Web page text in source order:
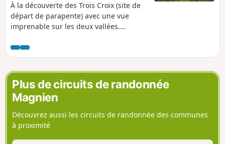
À la découverte des Trois Croix (site de
départ de parapente) avec une vue
imprenable sur les deux vallées.
finir le Château de la Rochepot.
Plus de circuits de randonnée
Magnien
Découvrez aussi les circuits de randonnée des communes
à proximité